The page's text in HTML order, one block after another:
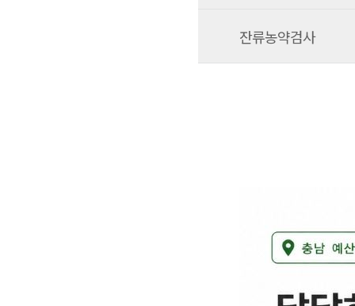
잔류농약검사